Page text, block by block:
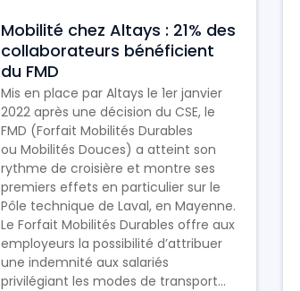
Mobilité chez Altays : 21% des
collaborateurs bénéficient
du FMD
Mis en place par Altays le 1er janvier
2022 après une décision du CSE, le
FMD (Forfait Mobilités Durables
ou Mobilités Douces) a atteint son
rythme de croisière et montre ses
premiers effets en particulier sur le
Pôle technique de Laval, en Mayenne.
Le Forfait Mobilités Durables offre aux
employeurs la possibilité d’attribuer
une indemnité aux salariés
privilégiant les modes de transport...